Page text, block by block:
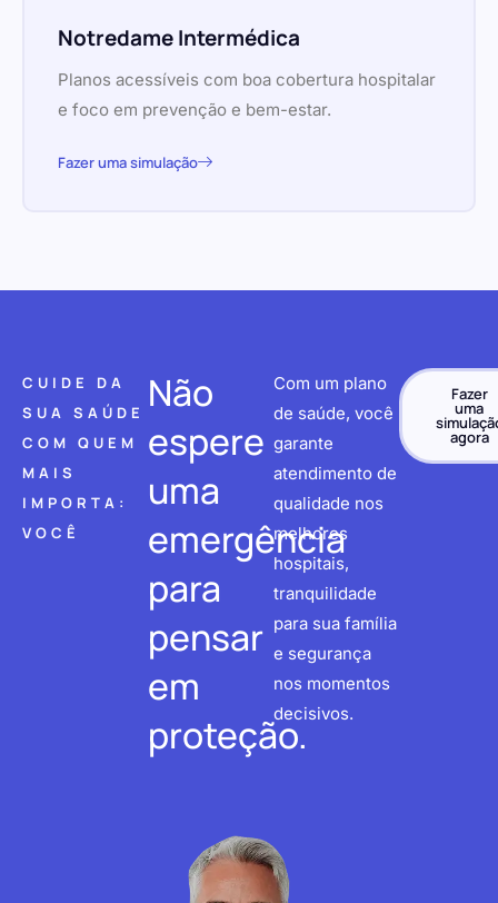
Notredame Intermédica
Planos acessíveis com boa cobertura hospitalar
e foco em prevenção e bem-estar.
Fazer uma simulação
CUIDE DA
SUA SAÚDE
COM QUEM
MAIS
IMPORTA:
VOCÊ
Não
espere
uma
emergência
para
pensar
em
proteção.
Com um plano
de saúde, você
garante
atendimento de
qualidade nos
melhores
hospitais,
tranquilidade
para sua família
e segurança
nos momentos
decisivos.
Fazer
uma
agora